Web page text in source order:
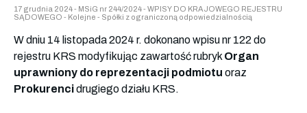
17 grudnia 2024 - MSiG nr 244/2024 - WPISY DO KRAJOWEGO REJESTRU
SĄDOWEGO - Kolejne - Spółki z ograniczoną odpowiedzialnością
W dniu 14 listopada 2024 r. dokonano wpisu nr 122 do
rejestru KRS modyfikując zawartość rubryk Organ
uprawniony do reprezentacji podmiotu oraz
Prokurencidrugiego działu KRS.